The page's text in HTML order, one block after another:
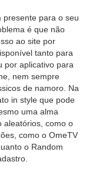
presente para o seu
é que não
ao site por
tanto para
por aplicativo para
nem sempre
de namoro. Na
in style que pode
uma alma
aleatórios, como o
como o OmeTV
o Random